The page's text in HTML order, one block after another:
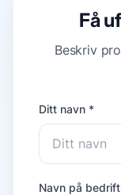
Få
Beskriv
Ditt navn *
Navn på